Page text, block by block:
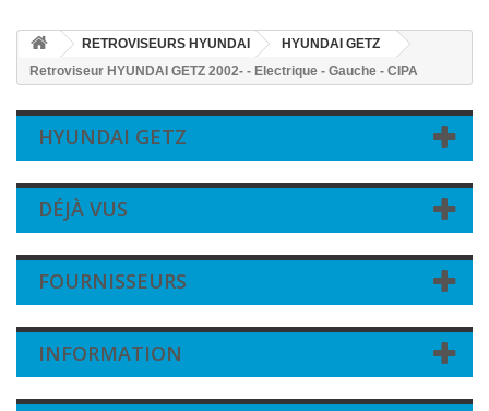
RETROVISEURS HYUNDAI
HYUNDAI GETZ
Retroviseur HYUNDAI GETZ 2002- - Electrique - Gauche - CIPA
HYUNDAI GETZ
DÉJÀ VUS
FOURNISSEURS
INFORMATION